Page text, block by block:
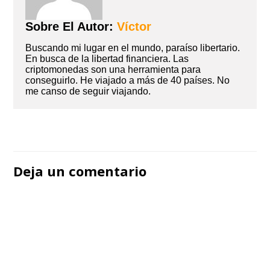
Sobre El Autor:Víctor
Buscando mi lugar en el mundo, paraíso libertario.
En busca de la libertad financiera. Las
criptomonedas son una herramienta para
conseguirlo. He viajado a más de 40 países. No
me canso de seguir viajando.
entradas
Deja un comentario